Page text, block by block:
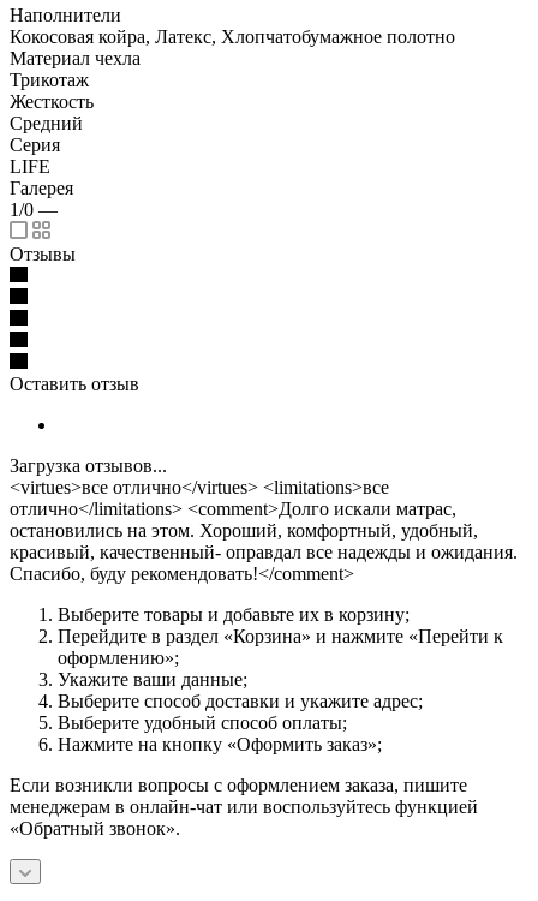
Наполнители
Кокосовая койра, Латекс, Хлопчатобумажное полотно
Материал чехла
Трикотаж
Жесткость
Средний
Серия
LIFE
Галерея
1/0 —
Отзывы
Оставить отзыв
Загрузка отзывов...
<virtues>все отлично</virtues> <limitations>все
отлично</limitations> <comment>Долго искали матрас,
остановились на этом. Хороший, комфортный, удобный,
красивый, качественный- оправдал все надежды и ожидания.
Спасибо, буду рекомендовать!</comment>
Выберите товары и добавьте их в корзину;
Перейдите в раздел «Корзина» и нажмите «Перейти к
оформлению»;
Укажите ваши данные;
Выберите способ доставки и укажите адрес;
Выберите удобный способ оплаты;
Нажмите на кнопку «Оформить заказ»;
Если возникли вопросы с оформлением заказа, пишите
менеджерам в онлайн-чат или воспользуйтесь функцией
«Обратный звонок».